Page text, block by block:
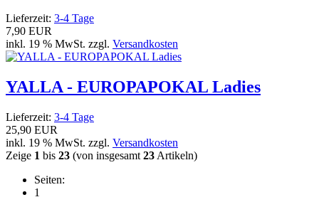
Lieferzeit: 3-4 Tage
7,90 EUR
inkl. 19 % MwSt. zzgl. Versandkosten
YALLA - EUROPAPOKAL Ladies
Lieferzeit: 3-4 Tage
25,90 EUR
inkl. 19 % MwSt. zzgl. Versandkosten
Zeige 1 bis 23 (von insgesamt 23 Artikeln)
Seiten:
1